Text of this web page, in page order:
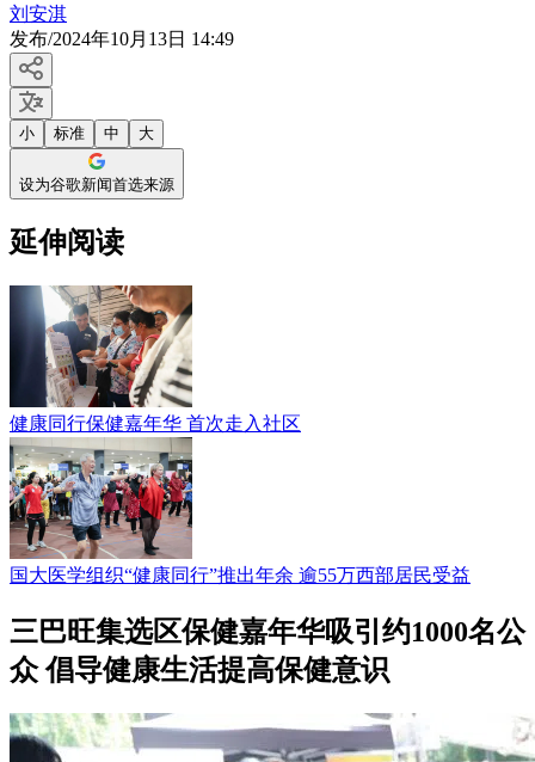
刘安淇
发布/2024年10月13日 14:49
小 标准 中 大
设为谷歌新闻首选来源
延伸阅读
健康同行保健嘉年华 首次走入社区
国大医学组织“健康同行”推出年余 逾55万西部居民受益
三巴旺集选区保健嘉年华吸引约1000名公
众 倡导健康生活提高保健意识